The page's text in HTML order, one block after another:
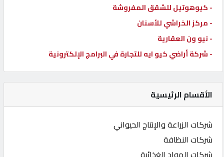
- كيوهوتيل للشقق المفروشة
- مركز الخراشي للأسنان
- نيو ون العقارية
- شركة أراضي كيو ايه للتجارة في البرامج الإلكترونية
الأقسام الرئيسية
شركات الزراعة والإنتاج الحيواني
شركات النظافة